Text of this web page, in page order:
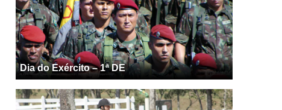
Dia do Exército – 1ª DE